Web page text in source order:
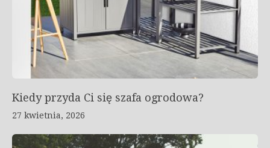
Kiedy przyda Ci się szafa ogrodowa?
27 kwietnia, 2026